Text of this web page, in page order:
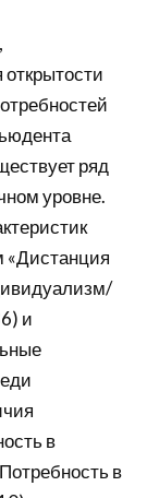
ряд
уровне.
«Дистанция
и
в
в